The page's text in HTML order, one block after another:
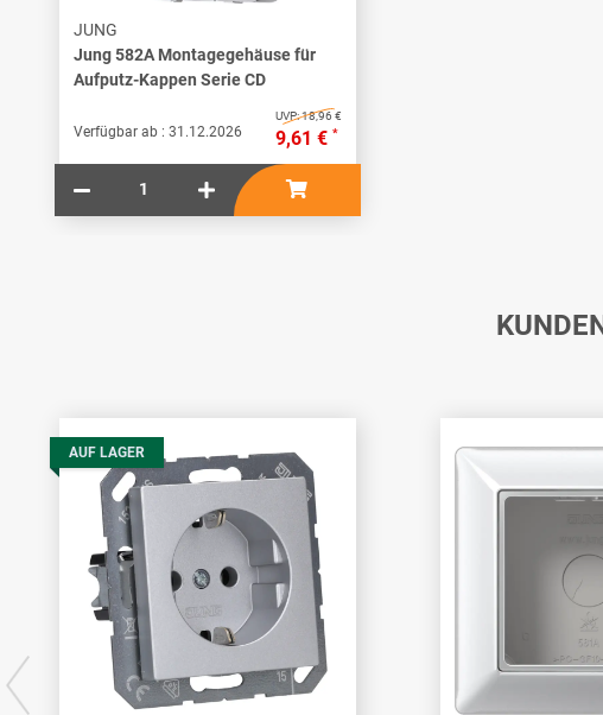
JUNG
Jung 582A Montagegehäuse für
Aufputz-Kappen Serie CD
Verfügbar ab : 31.12.2026
UVP:18,96 €
9,61 € *
AUF LAGER